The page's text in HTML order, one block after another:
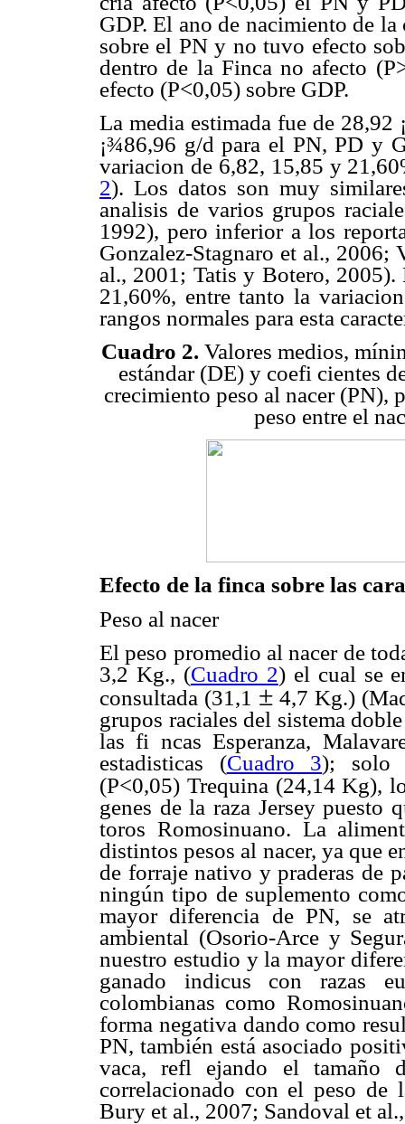
GDP. El ano de nacimiento de
sobre el PN y no tuvo efecto
dentro de la Finca no afecto
efecto (P<0,05) sobre GDP.
La media estimada fue de
¡¾86,96 g/d para el PN, PD y
variacion de 6,82, 15,85 y
2). Los datos son muy
analisis de varios grupos
1992), pero inferior a los
Gonzalez-Stagnaro et al., 2006;
al., 2001; Tatis y Botero,
21,60%, entre tanto la
rangos normales para esta
Cuadro 2. Valores medios,
estándar (DE) y coefi cientes
crecimiento peso al nacer (PN),
peso entre el
Efecto de la finca sobre las
Peso al nacer
El peso promedio al nacer de
3,2 Kg., (Cuadro 2) el cual se
consultada (31,1 ± 4,7 Kg.)
grupos raciales del sistema
las fi ncas Esperanza,
estadisticas (Cuadro 3); solo
(P<0,05) Trequina (24,14 Kg),
genes de la raza Jersey puesto
toros Romosinuano. La
distintos pesos al nacer, ya que
de forraje nativo y praderas de
ningún tipo de suplemento
mayor diferencia de PN, se
ambiental (Osorio-Arce y
nuestro estudio y la mayor
ganado indicus con razas
colombianas como
forma negativa dando como
PN, también está asociado
vaca, refl ejando el tamaño
correlacionado con el peso de
Bury et al., 2007; Sandoval et